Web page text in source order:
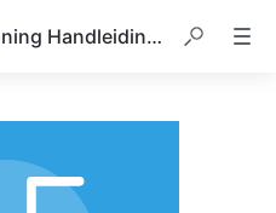
📞 Yealink Auto-Provisioning Handleiding (Firmware v87)